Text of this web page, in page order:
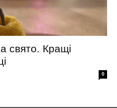
свято. Кращі
0